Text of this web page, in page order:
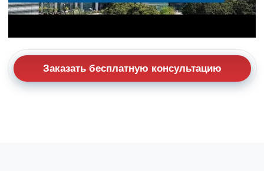
Заказать бесплатную консультацию